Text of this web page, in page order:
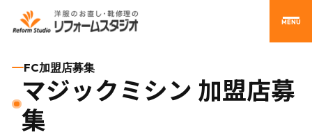
MENU
FC加盟店募集
マジックミシン 加盟店募
集